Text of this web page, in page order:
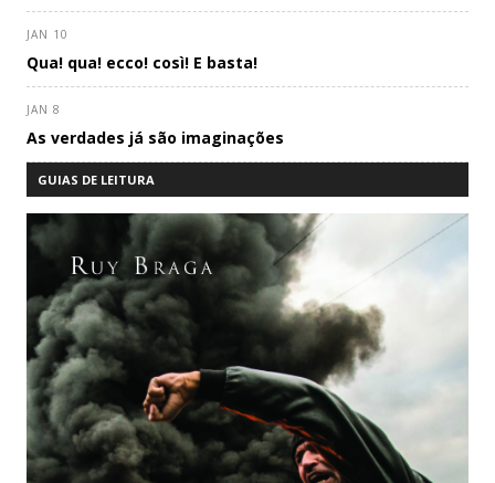
JAN 10
Qua! qua! ecco! così! E basta!
JAN 8
As verdades já são imaginações
GUIAS DE LEITURA